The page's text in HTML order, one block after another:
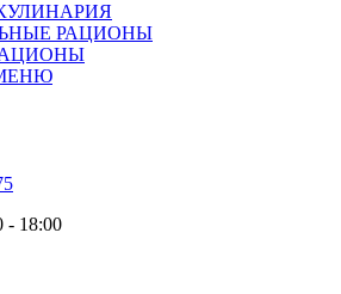
РАЦИОНЫ
- 18:00